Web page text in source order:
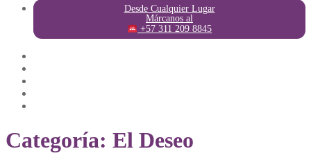
Desde Cualquier Lugar
Márcanos al
+57 311 209 8845
Categoría: El Deseo